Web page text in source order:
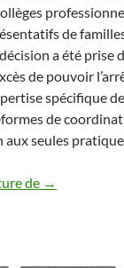
de
a été prise
de pouvoir
spécifique
de
seules
de DECISION «
→